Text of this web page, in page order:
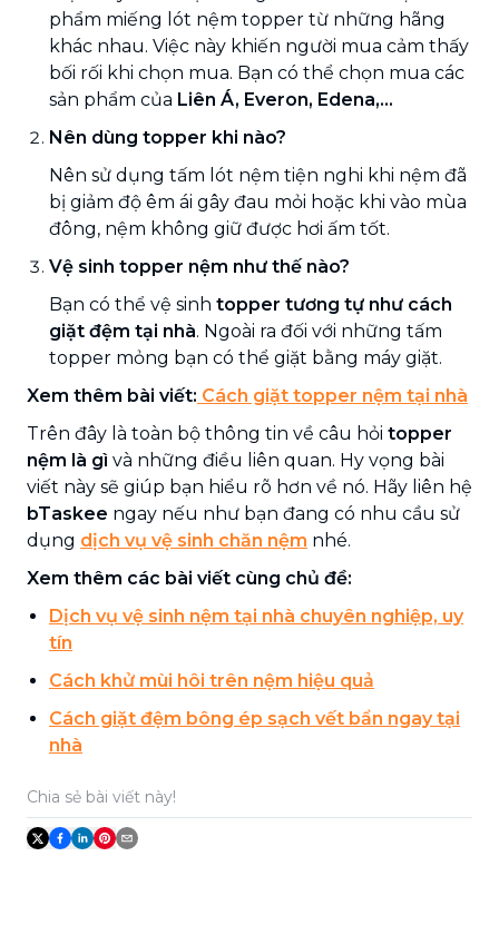
phẩm miếng lót nệm topper từ những hãng
khác nhau. Việc này khiến người mua cảm thấy
bối rối khi chọn mua. Bạn có thể chọn mua các
sản phẩm của Liên Á, Everon, Edena,...
Nên dùng topper khi nào?
Nên sử dụng tấm lót nệm tiện nghi khi nệm đã
bị giảm độ êm ái gây đau mỏi hoặc khi vào mùa
đông, nệm không giữ được hơi ấm tốt.
Vệ sinh topper nệm như thế nào?
Bạn có thể vệ sinh topper tương tự như cách
giặt đệm tại nhà. Ngoài ra đối với những tấm
topper mỏng bạn có thể giặt bằng máy giặt.
Xem thêm bài viết: Cách giặt topper nệm tại nhà
Trên đây là toàn bộ thông tin về câu hỏi topper
nệm là gì và những điều liên quan. Hy vọng bài
viết này sẽ giúp bạn hiểu rõ hơn về nó. Hãy liên hệ
bTaskee ngay nếu như bạn đang có nhu cầu sử
dụng dịch vụ vệ sinh chăn nệm nhé.
Xem thêm các bài viết cùng chủ đề:
Dịch vụ vệ sinh nệm tại nhà chuyên nghiệp, uy
tín
Cách khử mùi hôi trên nệm hiệu quả
Cách giặt đệm bông ép sạch vết bẩn ngay tại
nhà
Chia sẻ bài viết này!